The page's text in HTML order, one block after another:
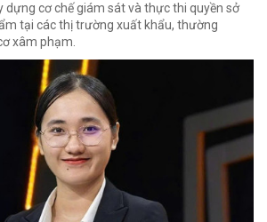
dựng cơ chế giám sát và thực thi quyền sở
tại các thị trường xuất khẩu, thường
xâm phạm.